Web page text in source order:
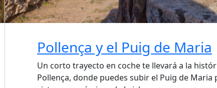
Pollença y el Puig de Maria
Un corto trayecto en coche te llevará a la
Pollença, donde puedes subir el Puig de